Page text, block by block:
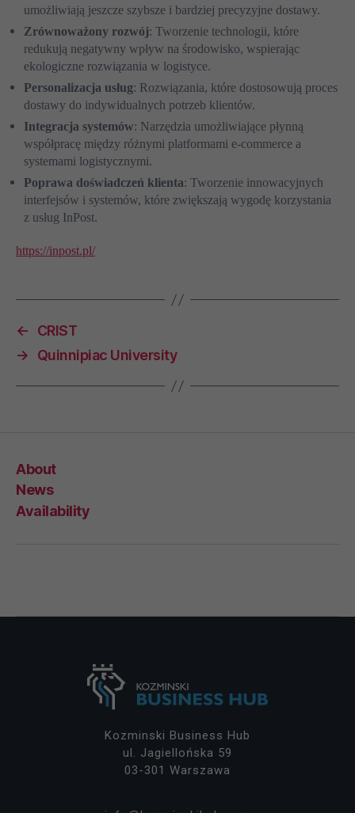
umożliwiają jeszcze szybsze i bardziej precyzyjne dostawy.
Zrównoważony rozwój: Tworzenie technologii, które
redukują negatywny wpływ na środowisko, wspierając
ekologiczne rozwiązania w logistyce.
Personalizacja usług: Rozwiązania, które dostosowują proces
dostawy do indywidualnych potrzeb klientów.
Integracja systemów: Narzędzia umożliwiające płynną
współpracę między różnymi platformami e-commerce a
systemami logistycznymi.
Poprawa doświadczeń klienta: Tworzenie innowacyjnych
interfejsów i systemów, które zwiększają wygodę korzystania
z usług InPost.
https://inpost.pl/
←
CRIST
→
Quinnipiac University
About
News
Availability
Kozminski Business Hub
ul. Jagiellońska 59
03-301 Warszawa